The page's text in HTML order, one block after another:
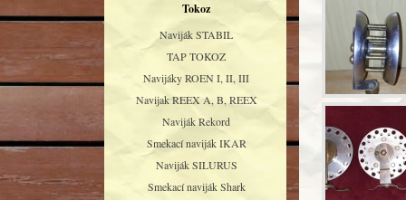
Tokoz
Naviják STABIL
TAP TOKOZ
Navijáky ROEN I, II, III
Navijak REEX A, B, REEX
Naviják Rekord
Smekací naviják IKAR
Naviják SILURUS
Smekací naviják Shark